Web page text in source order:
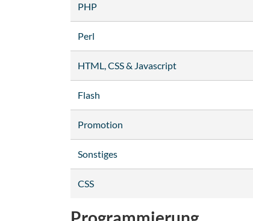
PHP
Perl
HTML, CSS & Javascript
Flash
Promotion
Sonstiges
CSS